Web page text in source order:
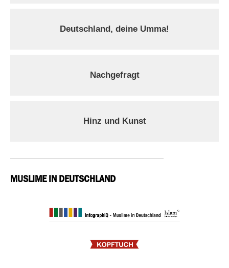
Deutschland, deine Umma!
Nachgefragt
Hinz und Kunst
MUSLIME IN DEUTSCHLAND